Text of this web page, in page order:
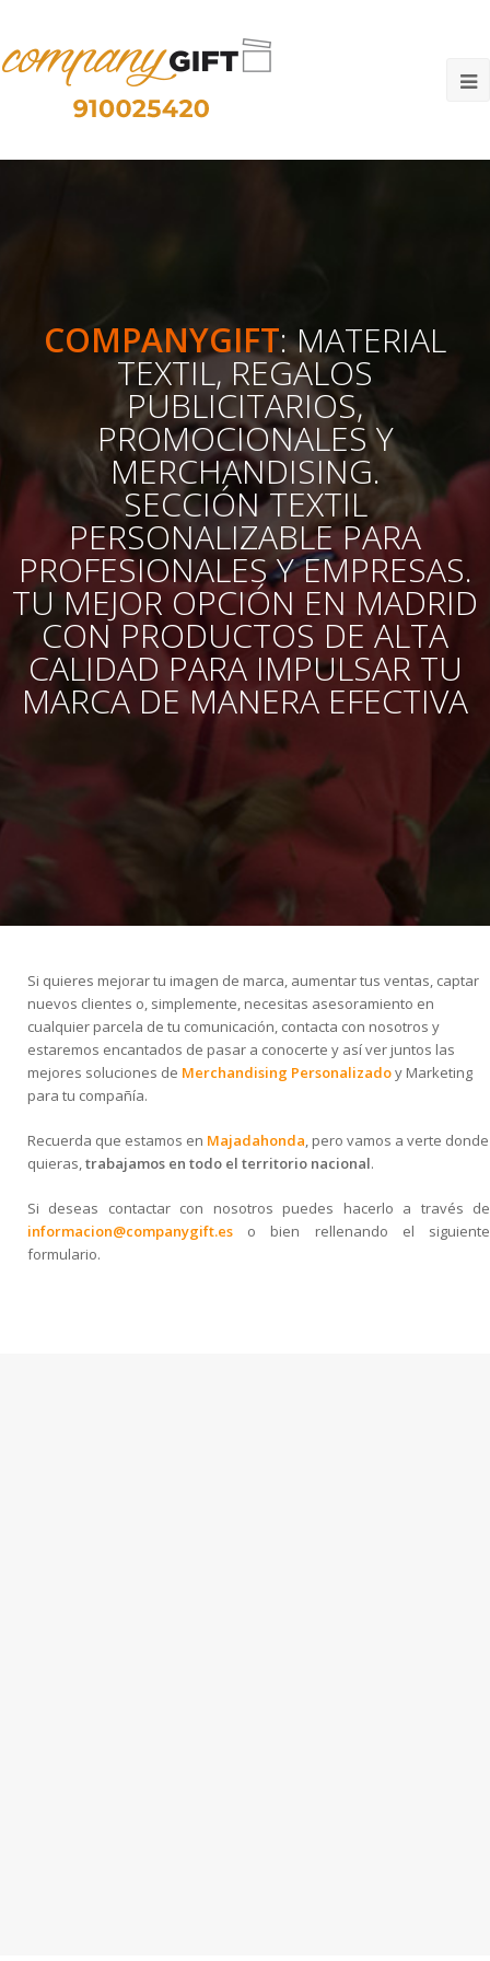
COMPANYGIFT:MATERIAL
TEXTIL, REGALOS
PUBLICITARIOS,
PROMOCIONALES Y
MERCHANDISING.
SECCIÓN TEXTIL
PERSONALIZABLE PARA
PROFESIONALES Y EMPRESAS.
TU MEJOR OPCIÓN EN MADRID
CON PRODUCTOS DE ALTA
CALIDAD PARA IMPULSAR TU
MARCA DE MANERA EFECTIVA
Si quieres mejorar tu imagen de marca, aumentar tus ventas, captar
nuevos clientes o, simplemente, necesitas asesoramiento en
cualquier parcela de tu comunicación, contacta con nosotros y
estaremos encantados de pasar a conocerte y así ver juntos las
mejores soluciones de Merchandising Personalizadoy Marketing
para tu compañía.
Recuerda que estamos en Majadahonda, pero vamos a verte donde
quieras,trabajamos en todo el territorio nacional.
Si deseas contactar con nosotros puedes hacerlo a través de
informacion@companygift.es o bien rellenando el siguiente
formulario.